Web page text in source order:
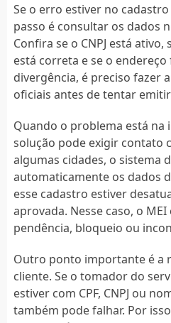
Se o erro estiver no
passo é consultar os dados
Confira se o CNPJ está
está correta e se o
divergência, é preciso fazer
oficiais antes de tentar
Quando o problema está na
solução pode exigir contato
algumas cidades, o sistema
automaticamente os dados
esse cadastro estiver
aprovada. Nesse caso, o
pendência, bloqueio ou
Outro ponto importante é a
cliente. Se o tomador do
estiver com CPF, CNPJ ou
também pode falhar. Por